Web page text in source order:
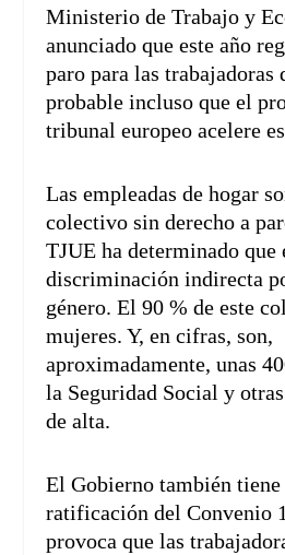
Ministerio de Trabajo y
anunciado que este año
paro para las trabajadoras
probable incluso que el
tribunal europeo acelere
Las empleadas de hogar
colectivo sin derecho a
TJUE ha determinado que
discriminación indirecta
género. El 90 % de este
mujeres. Y, en cifras, son,
aproximadamente, unas
la Seguridad Social y
de alta.
El Gobierno también tiene
ratificación del Convenio
provoca que las